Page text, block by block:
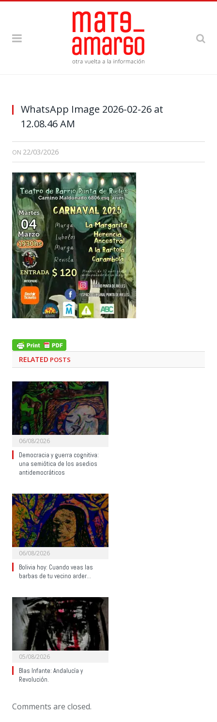
WhatsApp Image 2026-02-26 at
12.08.46 AM
ON 22/03/2026
RELATED POSTS
06/08/2026
Democracia y guerra cognitiva:
una semiótica de los asedios
antidemocráticos
06/08/2026
Bolivia hoy: Cuando veas las
barbas de tu vecino arder…
05/08/2026
Blas Infante: Andalucía y
Revolución.
Comments are closed.